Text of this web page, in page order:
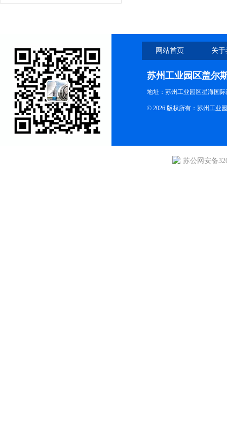
网站首页 关
苏州工业园区盖尔
地址：苏州工业园区星海国
© 2026 版权所有：苏州工业
苏公网安备